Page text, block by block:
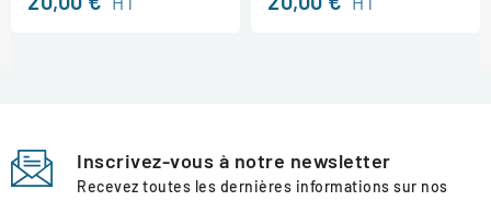
Inscrivez-vous à notre newsletter
Recevez toutes les dernières informations sur nos